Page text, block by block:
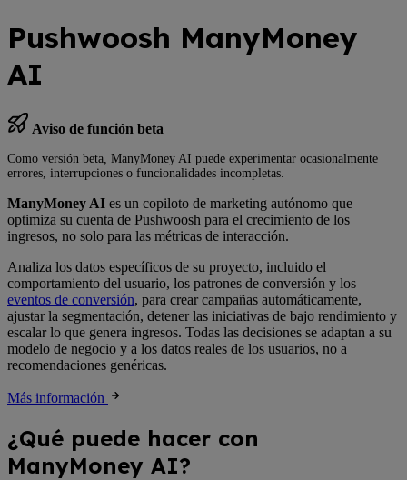
Pushwoosh ManyMoney
AI
Aviso de función beta
Como versión beta, ManyMoney AI puede experimentar ocasionalmente
errores, interrupciones o funcionalidades incompletas.
ManyMoney AI es un copiloto de marketing autónomo que
optimiza su cuenta de Pushwoosh para el crecimiento de los
ingresos, no solo para las métricas de interacción.
Analiza los datos específicos de su proyecto, incluido el
comportamiento del usuario, los patrones de conversión y los
eventos de conversión, para crear campañas automáticamente,
ajustar la segmentación, detener las iniciativas de bajo rendimiento y
escalar lo que genera ingresos. Todas las decisiones se adaptan a su
modelo de negocio y a los datos reales de los usuarios, no a
recomendaciones genéricas.
Más información
¿Qué puede hacer con
ManyMoney AI?